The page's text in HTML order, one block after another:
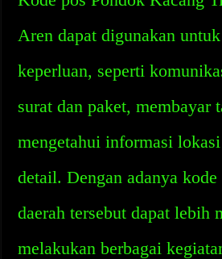
Aren dapat digunakan
keperluan, seperti
surat dan paket, membayar
mengetahui informasi
detail. Dengan adanya
daerah tersebut dapat lebih
melakukan berbagai